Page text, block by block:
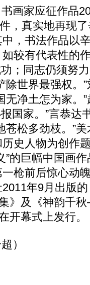
家应征作品
，真实地再现
，书法作品以
较有代表性的
；同志仍须努
除世界最强权。
无净土怎为家。
国家。”言恭达
苍松多劲枝。”
史人物为创作
”的巨幅中国画
枪前后惊心动
2011年9月出版
》及《神韵千
开幕式上发行。
）